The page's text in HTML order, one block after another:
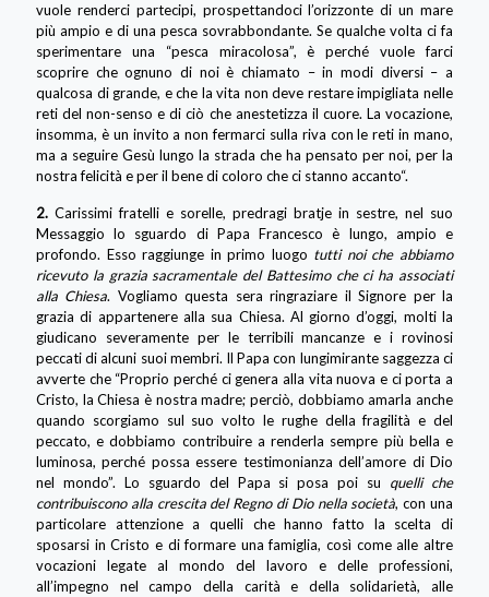
vuole renderci partecipi, prospettandoci l’orizzonte di un mare
più ampio e di una pesca sovrabbondante. Se qualche volta ci fa
sperimentare una “pesca miracolosa”, è perché vuole farci
scoprire che ognuno di noi è chiamato – in modi diversi – a
qualcosa di grande, e che la vita non deve restare impigliata nelle
reti del non-senso e di ciò che anestetizza il cuore. La vocazione,
insomma, è un invito a non fermarci sulla riva con le reti in mano,
ma a seguire Gesù lungo la strada che ha pensato per noi, per la
nostra felicità e per il bene di coloro che ci stanno accanto“.
2. Carissimi fratelli e sorelle, predragi bratje in sestre, nel suo
Messaggio lo sguardo di Papa Francesco è lungo, ampio e
profondo. Esso raggiunge in primo luogo tutti noi che abbiamo
ricevuto la grazia sacramentale del Battesimo che ci ha associati
alla Chiesa. Vogliamo questa sera ringraziare il Signore per la
grazia di appartenere alla sua Chiesa. Al giorno d’oggi, molti la
giudicano severamente per le terribili mancanze e i rovinosi
peccati di alcuni suoi membri. Il Papa con lungimirante saggezza ci
avverte che “Proprio perché ci genera alla vita nuova e ci porta a
Cristo, la Chiesa è nostra madre; perciò, dobbiamo amarla anche
quando scorgiamo sul suo volto le rughe della fragilità e del
peccato, e dobbiamo contribuire a renderla sempre più bella e
luminosa, perché possa essere testimonianza dell’amore di Dio
nel mondo”. Lo sguardo del Papa si posa poi su quelli che
contribuiscono alla crescita del Regno di Dio nella società, con una
particolare attenzione a quelli che hanno fatto la scelta di
sposarsi in Cristo e di formare una famiglia, così come alle altre
vocazioni legate al mondo del lavoro e delle professioni,
all’impegno nel campo della carità e della solidarietà, alle